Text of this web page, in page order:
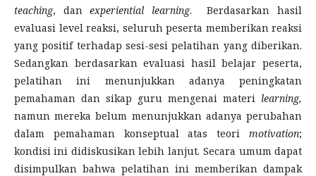
teaching, danexperiential learning. Berdasarkan hasil
evaluasi level reaksi, seluruh peserta memberikan reaksi
yang positif terhadap sesi-sesi pelatihan yang diberikan.
Sedangkan berdasarkan evaluasi hasil belajar peserta,
pelatihan ini menunjukkan adanya peningkatan
pemahaman dan sikap guru mengenai materi learning,
namun mereka belum menunjukkan adanya perubahan
dalam pemahaman konseptual atas teori motivation;
kondisi ini didiskusikan lebih lanjut.Secara umum dapat
disimpulkan bahwa pelatihan ini memberikan dampak